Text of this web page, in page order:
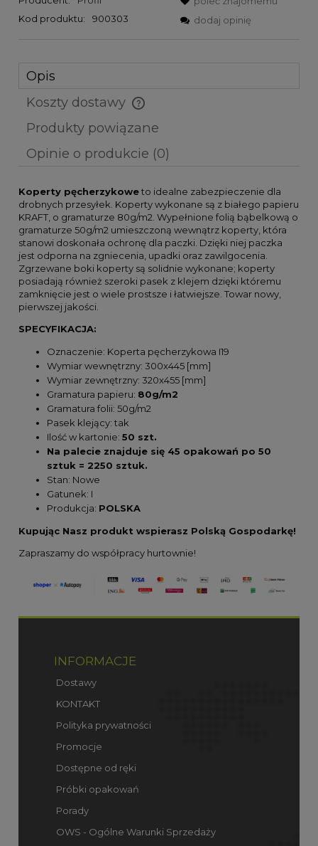
Kod produktu:
900303
dodaj opinię
Opis
Koszty dostawy
Cena nie zawiera ewentualnych kosztów płatności
Produkty powiązane
Opinie o produkcie (0)
Koperty pęcherzykoweto idealne zabezpieczenie dla
drobnych przesyłek. Koperty wykonane są z białego papieru
KRAFT, o gramaturze 80g/m2. Wypełnione folią bąbelkową o
gramaturze 50g/m2 umieszczoną wewnątrz koperty, która
stanowi doskonała ochronę dla paczki. Dzięki niej paczka
jest odporna na zgniecenia, upadki oraz zawilgocenia.
Zgrzewane boki koperty są solidnie wykonane; koperty
posiadają również szeroki pasek z klejem dzięki któremu
zamknięcie jest o wiele prostsze i łatwiejsze. Towar nowy,
pierwszej jakości.
SPECYFIKACJA:
Oznaczenie: Koperta pęcherzykowa I19
Wymiar wewnętrzny: 300x445 [mm]
Wymiar zewnętrzny: 320x455 [mm]
Gramatura papieru: 80g/m2
Gramatura folii: 50g/m2
Pasek klejący: tak
Ilość w kartonie: 50 szt.
Na palecie znajduje się 45 opakowań po 50
sztuk = 2250 sztuk.
Stan: Nowe
Gatunek: I
Produkcja: POLSKA
Kupując Nasz produkt wspierasz Polską Gospodarkę!
Zapraszamy do współpracy hurtownie!
INFORMACJE
Dostawy
KONTAKT
Polityka prywatności
Promocje
Dostępne od ręki
Próbki opakowań
Porady
OWS - Ogólne Warunki Sprzedaży